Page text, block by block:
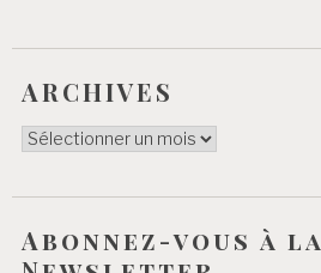
ARCHIVES
ARCHIVES
Abonnez-vous à la